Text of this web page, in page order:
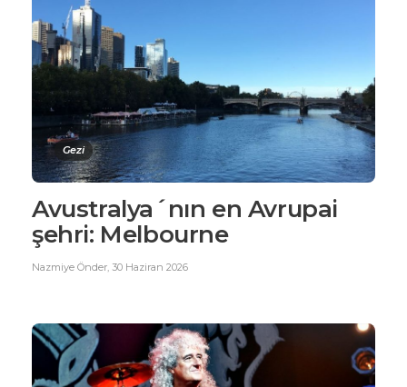
Gezi
Avustralya´nın en Avrupai
şehri: Melbourne
Nazmiye Önder, 30 Haziran 2026